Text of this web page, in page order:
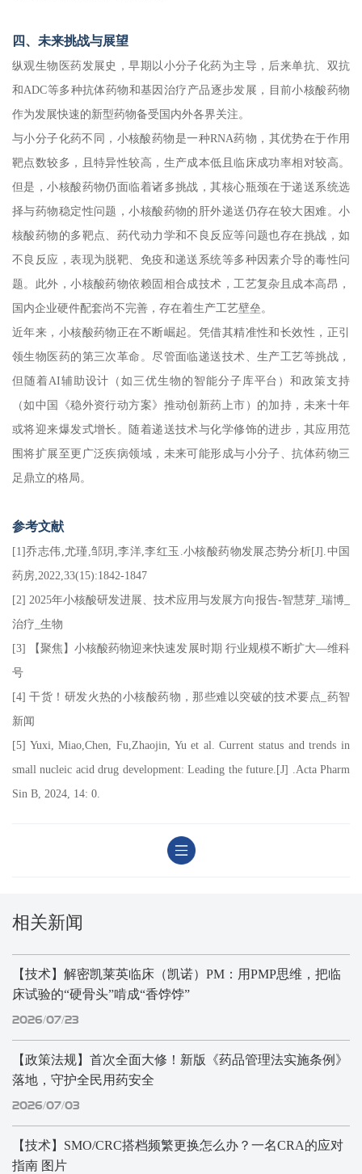
四、未来挑战与展望
纵观生物医药发展史，早期以小分子化药为主导，后来单抗、双抗
和ADC等多种抗体药物和基因治疗产品逐步发展，目前小核酸药物
作为发展快速的新型药物备受国内外各界关注。
与小分子化药不同，小核酸药物是一种RNA药物，其优势在于作用
靶点数较多，且特异性较高，生产成本低且临床成功率相对较高。
但是，小核酸药物仍面临着诸多挑战，其核心瓶颈在于递送系统选
择与药物稳定性问题，小核酸药物的肝外递送仍存在较大困难。小
核酸药物的多靶点、药代动力学和不良反应等问题也存在挑战，如
不良反应，表现为脱靶、免疫和递送系统等多种因素介导的毒性问
题。此外，小核酸药物依赖固相合成技术，工艺复杂且成本高昂，
国内企业硬件配套尚不完善，存在着生产工艺壁垒。
近年来，小核酸药物正在不断崛起。凭借其精准性和长效性，正引
领生物医药的第三次革命。尽管面临递送技术、生产工艺等挑战，
但随着AI辅助设计（如三优生物的智能分子库平台）和政策支持
（如中国《稳外资行动方案》推动创新药上市）的加持，未来十年
或将迎来爆发式增长。随着递送技术与化学修饰的进步，其应用范
围将扩展至更广泛疾病领域，未来可能形成与小分子、抗体药物三
足鼎立的格局。
参考文献
[1]乔志伟,尤瑾,邹玥,李洋,李红玉.小核酸药物发展态势分析[J].中国
药房,2022,33(15):1842-1847
[2] 2025年小核酸研发进展、技术应用与发展方向报告-智慧芽_瑞博_
治疗_生物
[3] 【聚焦】小核酸药物迎来快速发展时期 行业规模不断扩大—维科
号
[4] 干货！研发火热的小核酸药物，那些难以突破的技术要点_药智
新闻
[5] Yuxi, Miao,Chen, Fu,Zhaojin, Yu et al. Current status and trends in
small nucleic acid drug development: Leading the future.[J] .Acta Pharm
Sin B, 2024, 14: 0.
相关新闻
【技术】解密凯莱英临床（凯诺）PM：用PMP思维，把临
床试验的“硬骨头”啃成“香饽饽”
2026/07/23
【政策法规】首次全面大修！新版《药品管理法实施条例》
落地，守护全民用药安全
2026/07/03
【技术】SMO/CRC搭档频繁更换怎么办？一名CRA的应对
指南 图片